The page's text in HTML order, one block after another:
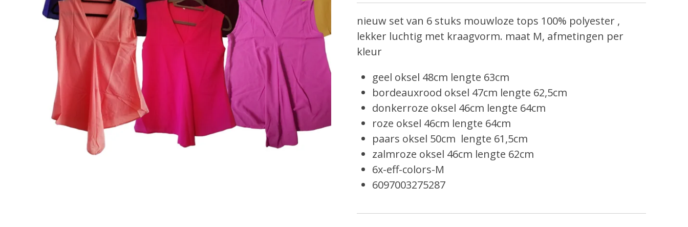
nieuw set van 6 stuks mouwloze tops 100% polyester ,
lekker luchtig met kraagvorm. maat M, afmetingen per
kleur
geel oksel 48cm lengte 63cm
bordeauxrood oksel 47cm lengte 62,5cm
donkerroze oksel 46cm lengte 64cm
roze oksel 46cm lengte 64cm
paars oksel 50cm lengte 61,5cm
zalmroze oksel 46cm lengte 62cm
6x-eff-colors-M
6097003275287